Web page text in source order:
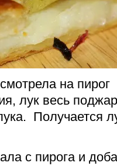
на пирог
лук весь
Получается
с пирога и